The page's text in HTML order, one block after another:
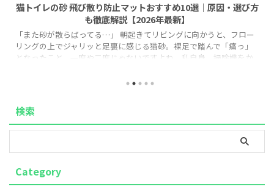
猫トイレの砂 飛び散り防止マットおすすめ10選｜原因・選び方
も徹底解説【2026年最新】
「また砂が散らばってる…」 朝起きてリビングに向かうと、フロー
リングの上でジャリッと足裏に感じる猫砂。裸足で踏んで「痛っ」
となったこと、一度や二度じゃないですよね。私自身、掃除機をか
した。 この記事では、そんな「猫トイレの砂飛び散り問題」を解決
の選び方、おすすめ商品、+αの対策まで、実体験を交えてまとめま
した。同じ悩みを抱えている方の参考になれば嬉しいです。 ※この
記事にはアフィリエイト ...
検索
Category